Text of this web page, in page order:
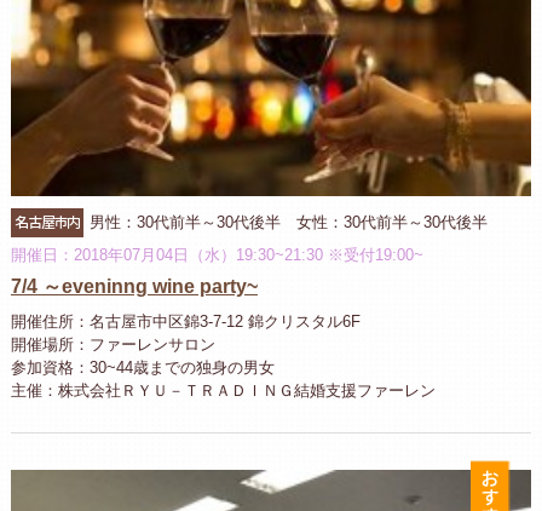
名古屋市内
男性：30代前半～30代後半 女性：30代前半～30代後半
開催日：2018年07月04日（水）19:30~21:30 ※受付19:00~
7/4 ～eveninng wine party~
開催住所：名古屋市中区錦3-7-12 錦クリスタル6F
開催場所：ファーレンサロン
参加資格：30~44歳までの独身の男女
主催：株式会社ＲＹＵ－ＴＲＡＤＩＮＧ結婚支援ファーレン
お